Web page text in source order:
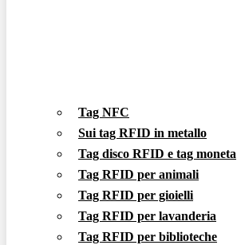
Tag NFC
Sui tag RFID in metallo
Tag disco RFID e tag moneta
Tag RFID per animali
Tag RFID per gioielli
Tag RFID per lavanderia
Tag RFID per biblioteche